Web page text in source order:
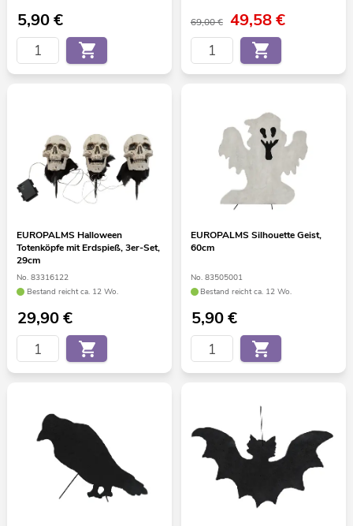
5,90€ 69,00 € 49,58€
EUROPALMS Halloween
Totenköpfe mit Erdspieß, 3er-Set,
29cm
No. 83316122
Bestand reicht ca. 12 Wo.
29,90€
EUROPALMS Silhouette Geist,
60cm
No. 83505001
Bestand reicht ca. 12 Wo.
5,90€